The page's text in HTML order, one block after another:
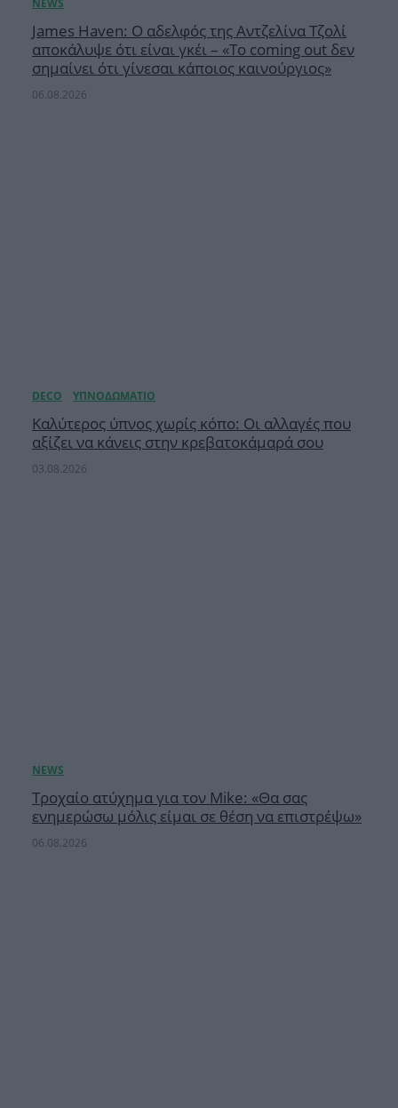
James Haven: Ο αδελφός της Αντζελίνα Τζολί
αποκάλυψε ότι είναι γκέι – «Το coming out δεν
σημαίνει ότι γίνεσαι κάποιος καινούργιος»
06.08.2026
Καλύτερος ύπνος χωρίς κόπο: Οι αλλαγές που
αξίζει να κάνεις στην κρεβατοκάμαρά σου
03.08.2026
Τροχαίο ατύχημα για τον Mike: «Θα σας
ενημερώσω μόλις είμαι σε θέση να επιστρέψω»
06.08.2026